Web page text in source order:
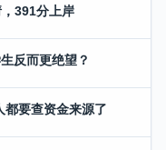
391分上岸
反而更绝望？
都要查资金来源了